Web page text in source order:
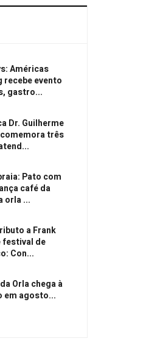
Américas
recebe evento
gastro...
Dr. Guilherme
três
Pato com
café da
orla ...
a Frank
festival de
Con...
Orla chega à
em agosto...